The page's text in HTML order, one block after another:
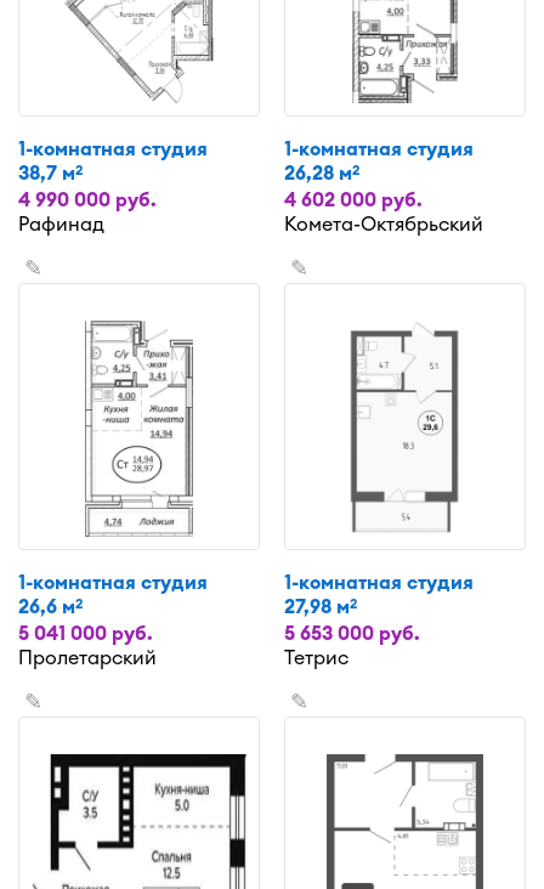
1-комнатная студия
38,7 м2
4 990 000 руб.
Рафинад
1-комнатная студия
26,28 м2
4 602 000 руб.
Комета-Октябрьский
✎
1-комнатная студия
26,6 м2
5 041 000 руб.
Пролетарский
✎
1-комнатная студия
27,98 м2
5 653 000 руб.
Тетрис
✎ ✎